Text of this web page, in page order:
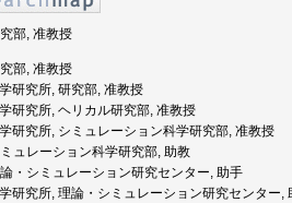
部, 准教授
部, 准教授
研究所, 研究部, 准教授
研究所, ヘリカル研究部, 准教授
研究所, シミュレーション科学研究部, 准教授
ュレーション科学研究部, 助教
・シミュレーション研究センター, 助手
研究所, 理論・シミュレーション研究センター,